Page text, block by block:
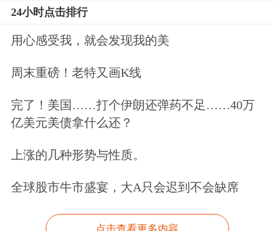
24小时点击排行
用心感受我，就会发现我的美
周末重磅！老特又画K线
完了！美国……打个伊朗还弹药不足……40万
亿美元美债拿什么还？
上涨的几种形势与性质。
全球股市牛市盛宴，大A只会迟到不会缺席
点击查看更多内容